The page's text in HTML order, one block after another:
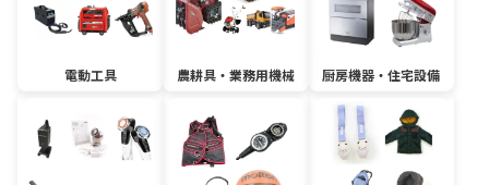
電動工具 農耕具・業務用機械 厨房機器・住宅設備